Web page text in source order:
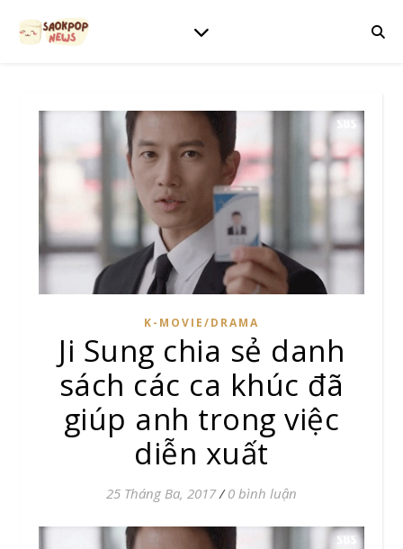
K-MOVIE/DRAMA
Ji Sung chia sẻ danh
sách các ca khúc đã
giúp anh trong việc
diễn xuất
25 Tháng Ba, 2017 / 0 bình luận